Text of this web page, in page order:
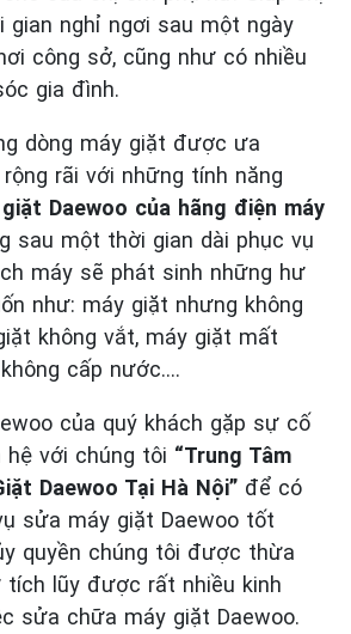
gian nghỉ ngơi sau một ngày
công sở, cũng như có nhiều
gia đình.
dòng máy giặt được ưa
rãi với những tính năng
Daewoo của hãng điện máy
sau một thời gian dài phục vụ
máy sẽ phát sinh những hư
như: máy giặt nhưng không
không vắt, máy giặt mất
cấp nước….
của quý khách gặp sự cố
hệ với chúng tôi “Trung Tâm
Daewoo Tại Hà Nội” để có
sửa máy giặt Daewoo tốt
quyền chúng tôi được thừa
tích lũy được rất nhiều kinh
sửa chữa máy giặt Daewoo.